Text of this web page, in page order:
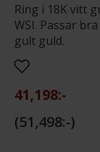
Ring i 18K vitt
WSI. Passar
gult guld.
41,198:-
51,498:-